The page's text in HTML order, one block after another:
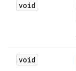
void
void